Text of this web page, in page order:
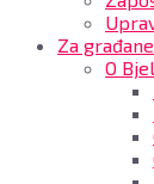
Za građane
O